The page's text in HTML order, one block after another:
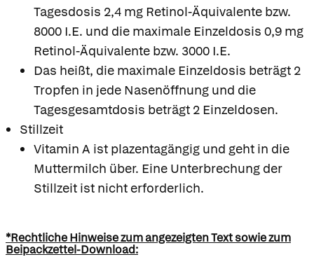
Tagesdosis 2,4 mg Retinol-Äquivalente bzw.
8000 I.E. und die maximale Einzeldosis 0,9 mg
Retinol-Äquivalente bzw. 3000 I.E.
Das heißt, die maximale Einzeldosis beträgt 2
Tropfen in jede Nasenöffnung und die
Tagesgesamtdosis beträgt 2 Einzeldosen.
Stillzeit
Vitamin A ist plazentagängig und geht in die
Muttermilch über. Eine Unterbrechung der
Stillzeit ist nicht erforderlich.
*Rechtliche Hinweise zum angezeigten Text sowie zum
Beipackzettel-Download: